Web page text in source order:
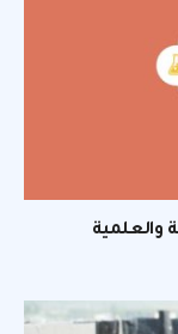
والعلمية